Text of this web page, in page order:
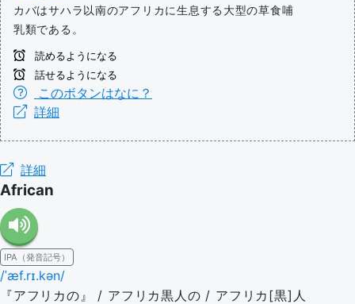
カバはサハラ以南のアフリカに生息する大型の草食哺
乳類である。
読めるようになる
話せるようになる
このボタンはなに？
詳細
詳細
African
IPA（発音記号）
/ˈæf.rɪ.kən/
『アフリカの』 / アフリカ黒人の / アフリカ[黒]人